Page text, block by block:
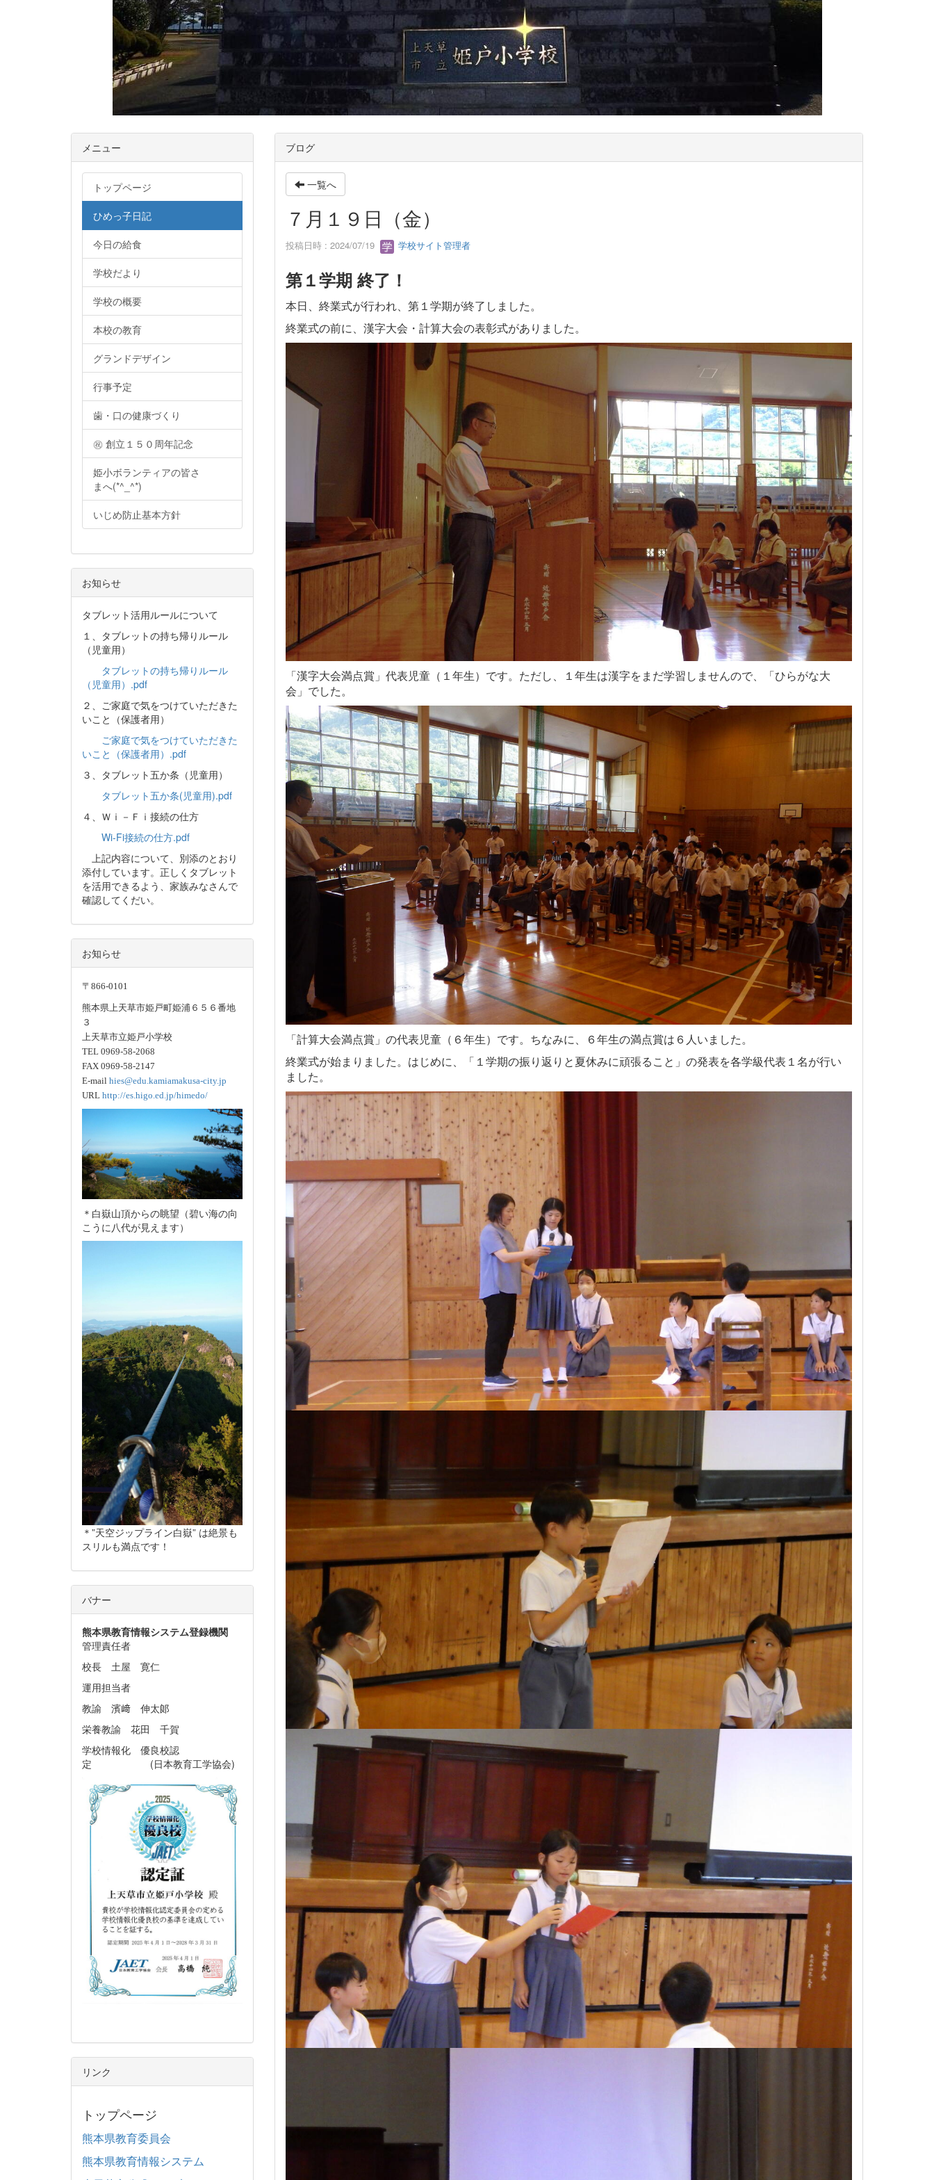
ブログ
一覧へ
７月１９日（金）
投稿日時 : 2024/07/19 学校サイト管理者
第１学期 終了！
本日、終業式が行われ、第１学期が終了しました。
終業式の前に、漢字大会・計算大会の表彰式がありました。
「漢字大会満点賞」代表児童（１年生）です。ただし、１年生は漢字をまだ学習しませんので、「ひらがな大
会」でした。
「計算大会満点賞」の代表児童（６年生）です。ちなみに、６年生の満点賞は６人いました。
終業式が始まりました。はじめに、「１学期の振り返りと夏休みに頑張ること」の発表を各学級代表１名が行い
ました。
メニュー
トップページ
ひめっ子日記
今日の給食
学校だより
学校の概要
本校の教育
グランドデザイン
行事予定
歯・口の健康づくり
㊗ 創立１５０周年記念
姫小ボランティアの皆さ
まへ(*^_^*)
いじめ防止基本方針
お知らせ
タブレット活用ルールについて
１、タブレットの持ち帰りルール
（児童用）
タブレットの持ち帰りルール
（児童用）.pdf
２、ご家庭で気をつけていただきた
いこと（保護者用）
ご家庭で気をつけていただきた
いこと（保護者用）.pdf
３、タブレット五か条（児童用）
タブレット五か条(児童用).pdf
４、Ｗｉ－Ｆｉ接続の仕方
Wi-Fi接続の仕方.pdf
上記内容について、別添のとおり
添付しています。正しくタブレット
を活用できるよう、家族みなさんで
確認してくだい。
お知らせ
〒866-0101
熊本県上天草市姫戸町姫浦６５６番地
３
上天草市立姫戸小学校
TEL 0969-58-2068
FAX 0969-58-2147
E-mail hies@edu.kamiamakusa-city.jp
URL http://es.higo.ed.jp/himedo/
＊白嶽山頂からの眺望（碧い海の向
こうに八代が見えます）
＊”天空ジップライン白嶽” は絶景も
スリルも満点です！
バナー
熊本県教育情報システム登録機関
管理責任者
校長 土屋 寛仁
運用担当者
教諭 濱﨑 伸太郞
栄養教諭 花田 千賀
学校情報化 優良校認
定 (日本教育工学協会)
リンク
トップページ
熊本県教育委員会
熊本県教育情報システム